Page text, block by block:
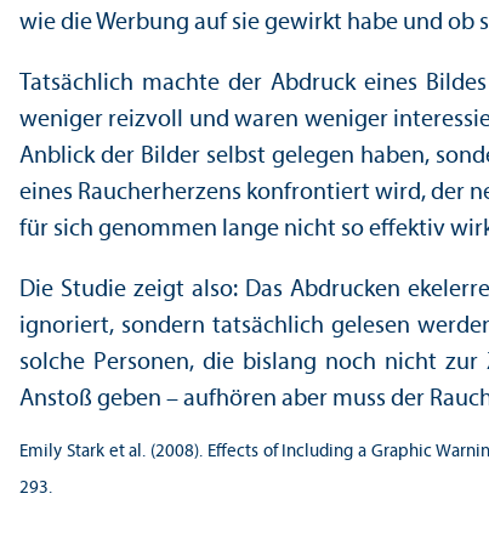
wie die Werbung auf sie gewirkt habe und ob
Tatsächlich machte der Abdruck eines
weniger reizvoll und waren weniger
Anblick der Bilder selbst gelegen haben,
eines Raucherherzens konfrontiert wird, der
für sich genommen lange nicht so effektiv
Die Studie zeigt also: Das Abdrucken
ignoriert, sondern tatsächlich gelesen
solche Personen, die bislang noch nicht
Anstoß geben – aufhören aber muss der
Emily Stark et al. (2008). Effects of Including a Graphic
293.